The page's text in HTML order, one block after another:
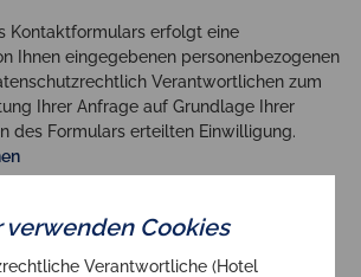
Kontaktformulars erfolgt eine
Ihnen eingegebenen personenbezogenen
Verantwortlichen zum
Ihrer Anfrage auf Grundlage Ihrer
des Formulars erteilten Einwilligung.
verwenden Cookies
Verantwortliche (Hotel